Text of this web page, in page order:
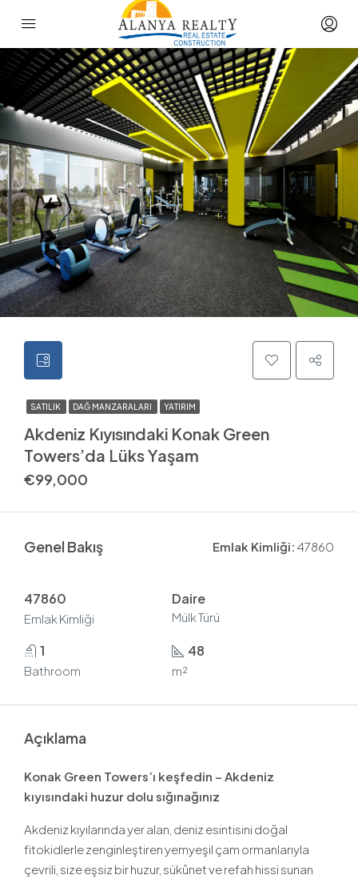
SATILIK DAĞ MANZARALARI YATIRIM
Akdeniz Kıyısındaki Konak Green
Towers’da Lüks Yaşam
€99,000
Genel Bakış Emlak Kimliği: 47860
47860
Emlak Kimliği
Daire
Mülk Türü
1
Bathroom
48
m²
Açıklama
Konak Green Towers’ı keşfedin – Akdeniz
kıyısındaki huzur dolu sığınağınız
Akdeniz kıyılarında yer alan, deniz esintisini doğal
fitokidlerle zenginleştiren yemyeşil çam ormanlarıyla
çevrili, size eşsiz bir huzur, sükûnet ve refah hissi sunan